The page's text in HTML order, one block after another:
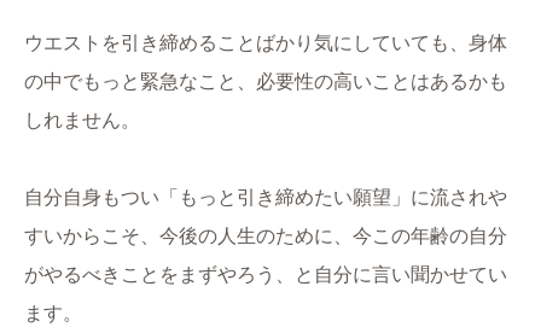
ウエストを引き締めることばかり気にしていても、身体
の中でもっと緊急なこと、必要性の高いことはあるかも
しれません。
自分自身もつい「もっと引き締めたい願望」に流されや
すいからこそ、今後の人生のために、今この年齢の自分
がやるべきことをまずやろう、と自分に言い聞かせてい
ます。